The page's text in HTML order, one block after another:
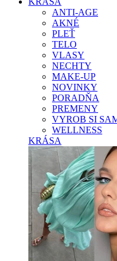
ANTI-AGE
AKNÉ
PLEŤ
TELO
VLASY
NECHTY
MAKE-UP
NOVINKY
PORADŇA
PREMENY
VYROB SI
WELLNESS
KRÁSA